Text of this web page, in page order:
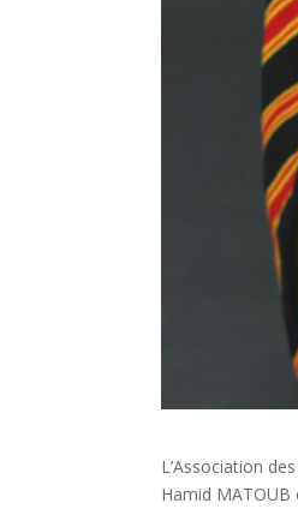
L’Association
Hamid MATOUB